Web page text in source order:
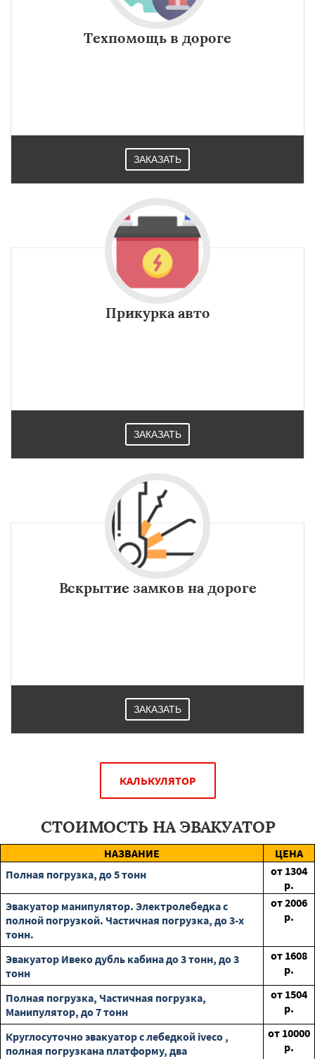
Техпомощь в дороге
ЗАКАЗАТЬ
Прикурка авто
ЗАКАЗАТЬ
Вскрытие замков на дороге
ЗАКАЗАТЬ
КАЛЬКУЛЯТОР
СТОИМОСТЬ НА ЭВАКУАТОР
НАЗВАНИЕ
ЦЕНА
Полная погрузка, до 5 тонн
от 1304
р.
Эвакуатор манипулятор. Электролебедка с
полной погрузкой. Частичная погрузка, до 3-х
тонн.
от2006
р.
Эвакуатор Ивеко дубль кабина до 3 тонн, до 3
тонн
от 1608
р.
Полная погрузка, Частичная погрузка,
Манипулятор, до 7 тонн
от 1504
р.
Круглосуточно эвакуатор с лебедкой iveco ,
полная погрузкана платформу, два
от 10000
р.